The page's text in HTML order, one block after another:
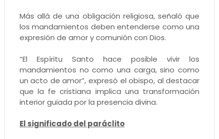
Más allá de una obligación religiosa, señaló que
los mandamientos deben entenderse como una
expresión de amor y comunión con Dios.
“El Espíritu Santo hace posible vivir los
mandamientos no como una carga, sino como
un acto de amor”, expresó el obispo, al destacar
que la fe cristiana implica una transformación
interior guiada por la presencia divina.
El significado del paráclito